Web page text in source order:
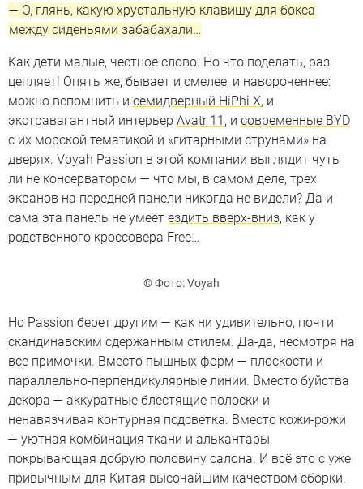
— О, глянь, какую хрустальную клавишу для бокса
между сиденьями забабахали…
Как дети малые, честное слово. Но что поделать, раз
цепляет! Опять же, бывает и смелее, и навороченнее:
можно вспомнить и семидверный HiPhi X, и
экстравагантный интерьер Avatr 11 , и современные BYD
с их морской тематикой и «гитарными струнами» на
дверях. Voyah Passion в этой компании выглядит чуть
ли не консерватором — что мы, в самом деле, трех
экранов на передней панели никогда не видели? Да и
сама эта панель не умеет ездить вверх-вниз, как у
родственного кроссовера Free…
© Фото: Voyah
Но Passion берет другим — как ни удивительно, почти
скандинавским сдержанным стилем. Да-да, несмотря на
все примочки. Вместо пышных форм — плоскости и
параллельно-перпендикулярные линии. Вместо буйства
декора — аккуратные блестящие полоски и
ненавязчивая контурная подсветка. Вместо кожи-рожи
— уютная комбинация ткани и алькантары,
покрывающая добрую половину салона. И всё это с уже
привычным для Китая высочайшим качеством сборки.